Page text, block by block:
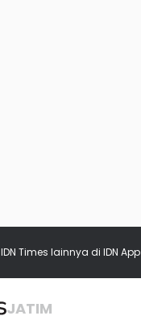
IDN Times lainnya di IDN App
JATIM